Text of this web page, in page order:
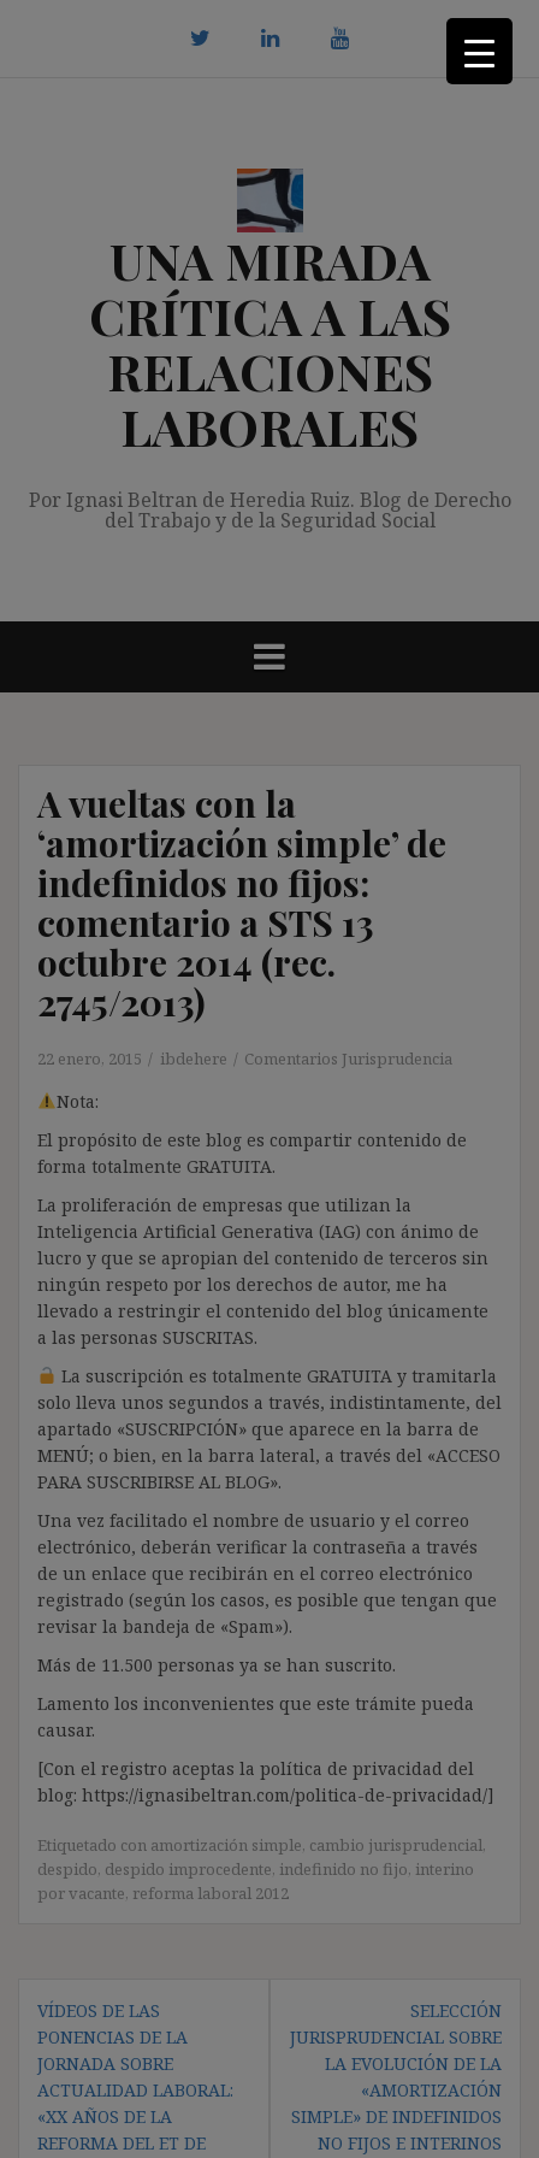
UNA MIRADA
CRÍTICA A LAS
RELACIONES
LABORALES
Por Ignasi Beltran de Heredia Ruiz. Blog de Derecho
del Trabajo y de la Seguridad Social
A vueltas con la
‘amortización simple’ de
indefinidos no fijos:
comentario a STS 13
octubre 2014 (rec.
2745/2013)
22 enero, 2015 ibdehere Comentarios Jurisprudencia
Nota:
El propósito de este blog es compartir contenido de
forma totalmente GRATUITA.
La proliferación de empresas que utilizan la
Inteligencia Artificial Generativa (IAG) con ánimo de
lucro y que se apropian del contenido de terceros sin
ningún respeto por los derechos de autor, me ha
llevado a restringir el contenido del blog únicamente
a las personas SUSCRITAS.
La suscripción es totalmente GRATUITA y tramitarla
solo lleva unos segundos a través, indistintamente, del
apartado «SUSCRIPCIÓN» que aparece en la barra de
MENÚ; o bien, en la barra lateral, a través del «ACCESO
PARA SUSCRIBIRSE AL BLOG».
Una vez facilitado el nombre de usuario y el correo
electrónico, deberán verificar la contraseña a través
de un enlace que recibirán en el correo electrónico
registrado (según los casos, es posible que tengan que
revisar la bandeja de «Spam»).
Más de 11.500 personas ya se han suscrito.
Lamento los inconvenientes que este trámite pueda
causar.
[Con el registro aceptas la política de privacidad del
blog: https://ignasibeltran.com/politica-de-privacidad/]
Etiquetado con amortización simple, cambio jurisprudencial,
despido, despido improcedente, indefinido no fijo, interino
por vacante, reforma laboral 2012
Navegación
de
entradas
VÍDEOS DE LAS
PONENCIAS DE LA
JORNADA SOBRE
ACTUALIDAD LABORAL:
«XX AÑOS DE LA
REFORMA DEL ET DE
SELECCIÓN
JURISPRUDENCIAL SOBRE
LA EVOLUCIÓN DE LA
«AMORTIZACIÓN
SIMPLE» DE INDEFINIDOS
NO FIJOS E INTERINOS